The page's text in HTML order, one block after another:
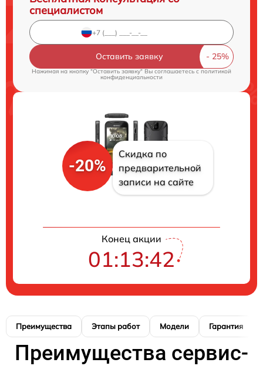
специалистом
Оставить заявку
Нажимая на кнопку "Оставить заявку" Вы соглашаетесь c политикой
конфиденциальности
-20%
Скидка по
предварительной
записи на сайте
Конец акции
01:13:41
Преимущества Этапы работ Модели Гарантия
Преимущества сервис-